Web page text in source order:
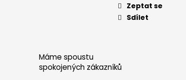
Zeptat se
Sdílet
Máme spoustu
spokojených zákazníků